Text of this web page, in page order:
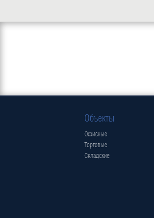
Объекты
Офисные
Торговые
Складские